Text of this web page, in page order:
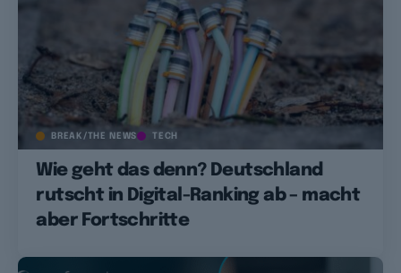
BREAK/THE NEWS TECH
Wie geht das denn? Deutschland
rutscht in Digital-Ranking ab – macht
aber Fortschritte